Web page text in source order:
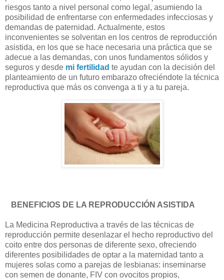
riesgos tanto a nivel personal como legal, asumiendo la
posibilidad de enfrentarse con enfermedades infecciosas y
demandas de paternidad. Actualmente, estos
inconvenientes se solventan en los centros de reproducción
asistida, en los que se hace necesaria una práctica que se
adecue a las demandas, con unos fundamentos sólidos y
seguros y desde mi fertilidad te ayudan con la decisión del
planteamiento de un futuro embarazo ofreciéndote la técnica
reproductiva que más os convenga a ti y a tu pareja.
BE NEFICIOS DE LA REPRODUCCIÓN ASISTIDA
La Medicina Reproductiva a través de las técnicas de
reproducción permite desenlazar el hecho reproductivo del
coito entre dos personas de diferente sexo, ofreciendo
diferentes posibilidades de optar a la maternidad tanto a
mujeres solas como a parejas de lesbianas: inseminarse
con semen de donante, FIV con ovocitos propios,